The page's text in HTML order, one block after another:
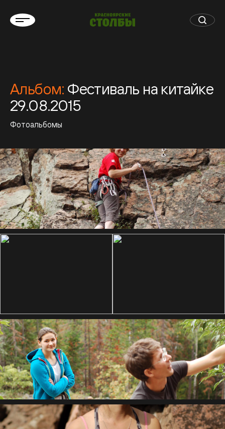
Альбом: Фестиваль на китайке
29.08.2015
Фотоальбомы